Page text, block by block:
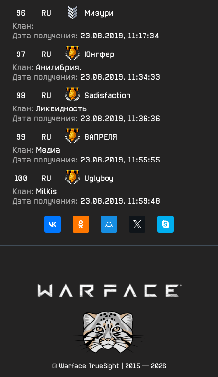
96
RU
Мизури
Клан:
Дата получения: 23.08.2019, 11:17:34
97
RU
Юнгфер
Клан: Анилибрия.
Дата получения: 23.08.2019, 11:34:33
98
RU
Sadisfaction
Клан: Ликвидность
Дата получения: 23.08.2019, 11:36:36
99
RU
8АПРЕЛЯ
Клан: Медиа
Дата получения: 23.08.2019, 11:55:55
100
RU
Uglyboy
Клан: Milkis
Дата получения: 23.08.2019, 11:59:48
© Warface TrueSight | 2015 — 2026